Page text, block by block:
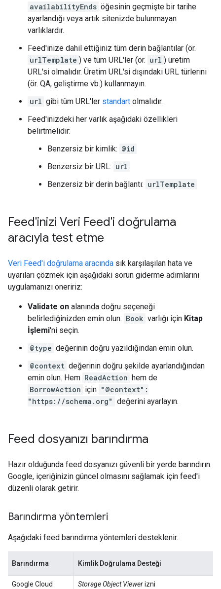
availabilityEnds öğesinin geçmişte bir tarihe
ayarlandığı veya artık sitenizde bulunmayan
varlıklardır.
Feed'inize dahil ettiğiniz tüm derin bağlantılar (ör.
urlTemplate ) ve tüm URL'ler (ör. url ) üretim
URL'si olmalıdır. Üretim URL'si dışındaki URL türlerini
(ör. QA, geliştirme vb.) kullanmayın.
url gibi tüm URL'ler standart olmalıdır.
Feed'inizdeki her varlık aşağıdaki özellikleri
belirtmelidir:
Benzersiz bir kimlik: @id
Benzersiz bir URL: url
Benzersiz bir derin bağlantı: urlTemplate
Feed'inizi Veri Feed'i doğrulama
aracıyla test etme
Veri Feed'i doğrulama aracında sık karşılaşılan hata ve
uyarıları çözmek için aşağıdaki sorun giderme adımlarını
uygulamanızı öneririz:
Validate on alanında doğru seçeneği
belirlediğinizden emin olun. Book varlığı için Kitap
İşlemi'ni seçin.
@type değerinin doğru yazıldığından emin olun.
@context değerinin doğru şekilde ayarlandığından
emin olun. Hem ReadAction hem de
BorrowAction için "@context":
"https://schema.org" değerini ayarlayın.
Feed dosyanızı barındırma
Hazır olduğunda feed dosyanızı güvenli bir yerde barındırın.
Google, içeriğinizin güncel olmasını sağlamak için feed'i
düzenli olarak getirir.
Barındırma yöntemleri
Aşağıdaki feed barındırma yöntemleri desteklenir:
Barındırma Kimlik Doğrulama Desteği
Google Cloud
Storage Object Viewerizni